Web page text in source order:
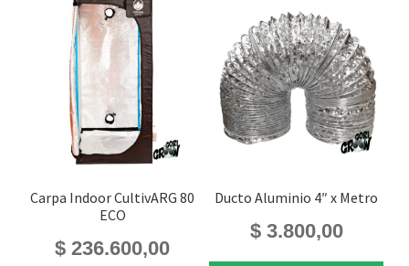
Carpa Indoor CultivARG 80
ECO
$ 236.600,00
Ducto Aluminio 4″ x Metro
$3.800,00